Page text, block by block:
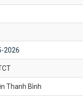
2026
Thanh Bình